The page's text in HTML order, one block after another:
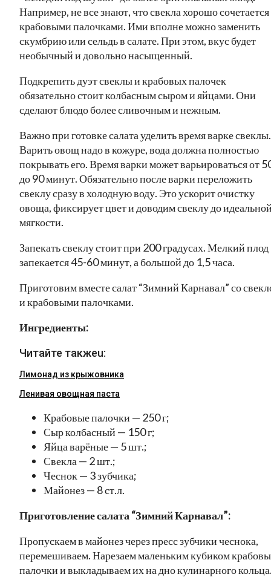
Например, не все знают, что свекла хорошо сочетается
крабовыми палочками. Ими вполне можно заменить
скумбрию или сельдь в салате. При этом, вкус будет
необычный и довольно насыщенный.
Подкрепить дуэт свеклы и крабовых палочек
обязательно стоит колбасным сыром и яйцами. Они
сделают блюдо более сливочным и нежным.
Важно при готовке салата уделить время варке свеклы.
Варить овощ надо в кожуре, вода должна полностью
покрывать его. Время варки может варьироваться от
до 90 минут. Обязательно после варки переложить
свеклу сразу в холодную воду. Это ускорит очистку
овоща, фиксирует цвет и доводим свеклу до
мягкости.
Запекать свеклу стоит при 200 градусах. Мелкий плод
запекается 45-60 минут, а большой до 1,5 часа.
Приготовим вместе салат “Зимний Карнавал” со
и крабовыми палочками.
Ингредиенты:
Читайте такжеu:
Лимонад из крыжовника
Ленивая овощная паста
Крабовые палочки — 250 г;
Сыр колбасный — 150 г;
Яйца варёные — 5 шт.;
Свекла — 2 шт.;
Чеснок — 3 зубчика;
Майонез — 8 ст.л.
Приготовление салата “Зимний Карнавал”:
Пропускаем в майонез через пресс зубчики чеснока,
перемешиваем. Нарезаем маленьким кубиком
палочки и выкладываем их на дно кулинарного